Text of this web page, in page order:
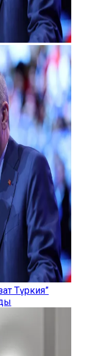
Түркия”